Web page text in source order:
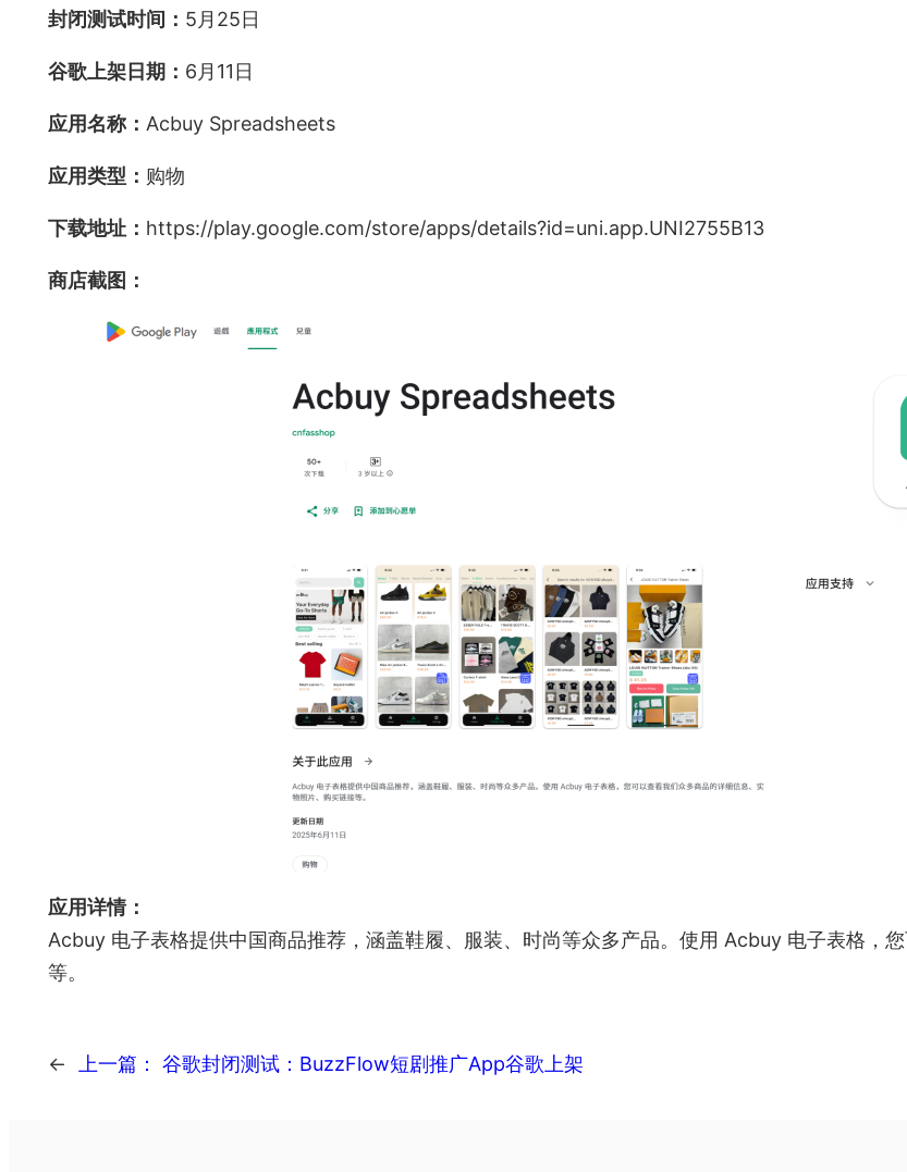
封闭测试时间： 5月25日
谷歌上架日期： 6月11日
应用名称： Acbuy Spreadsheets
应用类型： 购物
下载地址： https://play.google.com/store/apps/details?id=uni.app.UNI2755B13
商店截图：
应用详情：
Acbuy 电子表格提供中国商品推荐，涵盖鞋履、服装、时尚等众多产品。使用 Acbuy 电子表格，
等。
← 上一篇： 谷歌封闭测试：BuzzFlow短剧推广App谷歌上架